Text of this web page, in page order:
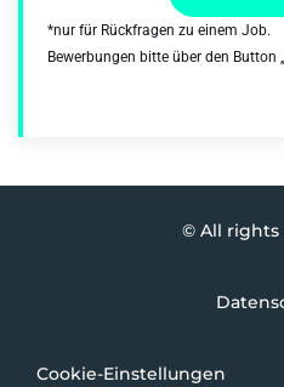
*nur für Rückfragen zu einem Job.
Bewerbungen bitte über den Button
© All rights
Cookie-Einstellungen